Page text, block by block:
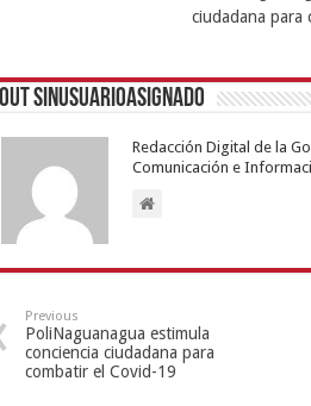
sinusuarioasignado
Redacción Digital de la
Comunicación e
Previous
PoliNaguanagua estimula
conciencia ciudadana para
combatir el Covid-19